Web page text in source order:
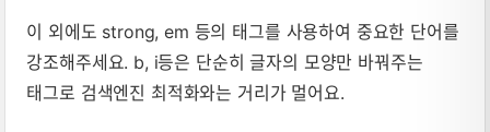
이 외에도 strong, em 등의 태그를 사용하여 중요한 단어를
강조해주세요. b, i등은 단순히 글자의 모양만 바꿔주는
태그로 검색엔진 최적화와는 거리가 멀어요.